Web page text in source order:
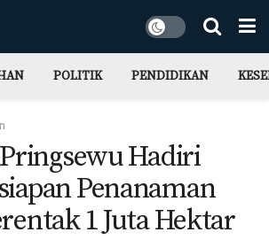
POLITIK PENDIDIKAN
Hadiri
Penanaman
1 Juta Hektar